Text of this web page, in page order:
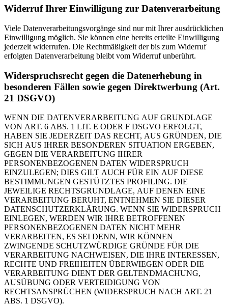
Widerruf Ihrer Einwilligung zur Datenverarbeitung
Viele Datenverarbeitungsvorgänge sind nur mit Ihrer ausdrücklichen
Einwilligung möglich. Sie können eine bereits erteilte Einwilligung
jederzeit widerrufen. Die Rechtmäßigkeit der bis zum Widerruf
erfolgten Datenverarbeitung bleibt vom Widerruf unberührt.
Widerspruchsrecht gegen die Datenerhebung in
besonderen Fällen sowie gegen Direktwerbung (Art.
21 DSGVO)
WENN DIE DATENVERARBEITUNG AUF GRUNDLAGE
VON ART. 6 ABS. 1 LIT. E ODER F DSGVO ERFOLGT,
HABEN SIE JEDERZEIT DAS RECHT, AUS GRÜNDEN, DIE
SICH AUS IHRER BESONDEREN SITUATION ERGEBEN,
GEGEN DIE VERARBEITUNG IHRER
PERSONENBEZOGENEN DATEN WIDERSPRUCH
EINZULEGEN; DIES GILT AUCH FÜR EIN AUF DIESE
BESTIMMUNGEN GESTÜTZTES PROFILING. DIE
JEWEILIGE RECHTSGRUNDLAGE, AUF DENEN EINE
VERARBEITUNG BERUHT, ENTNEHMEN SIE DIESER
DATENSCHUTZERKLÄRUNG. WENN SIE WIDERSPRUCH
EINLEGEN, WERDEN WIR IHRE BETROFFENEN
PERSONENBEZOGENEN DATEN NICHT MEHR
VERARBEITEN, ES SEI DENN, WIR KÖNNEN
ZWINGENDE SCHUTZWÜRDIGE GRÜNDE FÜR DIE
VERARBEITUNG NACHWEISEN, DIE IHRE INTERESSEN,
RECHTE UND FREIHEITEN ÜBERWIEGEN ODER DIE
VERARBEITUNG DIENT DER GELTENDMACHUNG,
AUSÜBUNG ODER VERTEIDIGUNG VON
RECHTSANSPRÜCHEN (WIDERSPRUCH NACH ART. 21
ABS. 1 DSGVO).